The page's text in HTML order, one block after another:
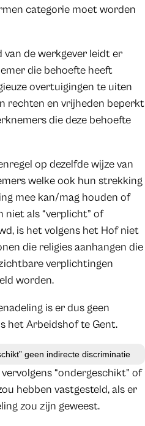
categorie moet worden
de werkgever leidt er
die behoefte heeft
overtuigingen te uiten
rechten en vrijheden beperkt
die deze behoefte
op dezelfde wijze van
welke ook hun strekking
mee kan/mag houden of
niet als “verplicht” of
is het volgens het Hof niet
die religies aanhangen die
verplichtingen
worden.
is er dus geen
het Arbeidshof te Gent.
geen indirecte discriminatie
“ondergeschikt” of
hebben vastgesteld, als er
zou zijn geweest.